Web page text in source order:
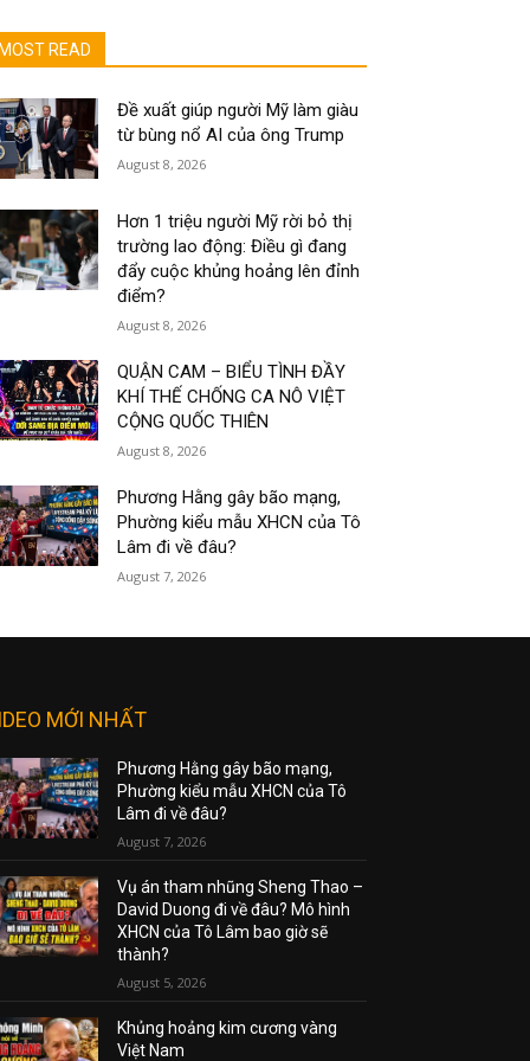
MOST READ
Đề xuất giúp người Mỹ làm giàu
từ bùng nổ AI của ông Trump
August 8, 2026
Hơn 1 triệu người Mỹ rời bỏ thị
trường lao động: Điều gì đang
đẩy cuộc khủng hoảng lên đỉnh
điểm?
August 8, 2026
QUẬN CAM – BIỂU TÌNH ĐẦY
KHÍ THẾ CHỐNG CA NÔ VIỆT
CỘNG QUỐC THIÊN
August 8, 2026
Phương Hằng gây bão mạng,
Phường kiểu mẫu XHCN của Tô
Lâm đi về đâu?
August 7, 2026
MỚI NHẤT
Phương Hằng gây bão mạng,
Phường kiểu mẫu XHCN của Tô
Lâm đi về đâu?
August 7, 2026
Vụ án tham nhũng Sheng Thao –
David Duong đi về đâu? Mô hình
XHCN của Tô Lâm bao giờ sẽ
thành?
August 5, 2026
Khủng hoảng kim cương vàng
Việt Nam